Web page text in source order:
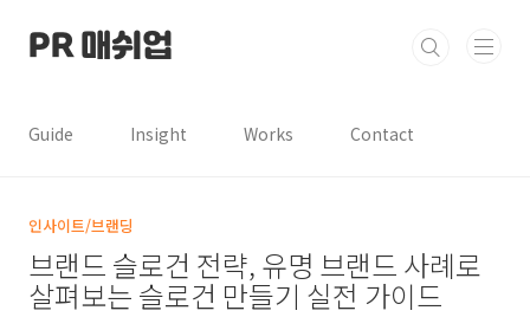
PR 매쉬업
Guide Insight Works Contact
인사이트/브랜딩
브랜드 슬로건 전략, 유명 브랜드 사례로
살펴보는 슬로건 만들기 실전 가이드